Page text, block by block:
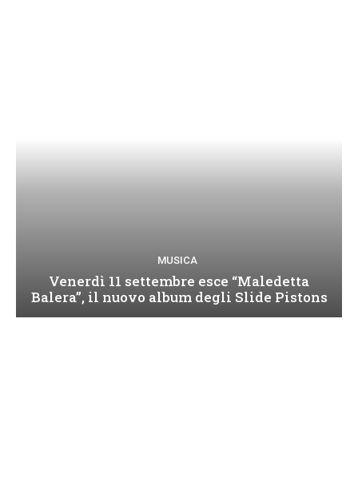
MUSICA
Venerdì 11 settembre esce “Maledetta
Balera”, il nuovo album degli Slide Pistons